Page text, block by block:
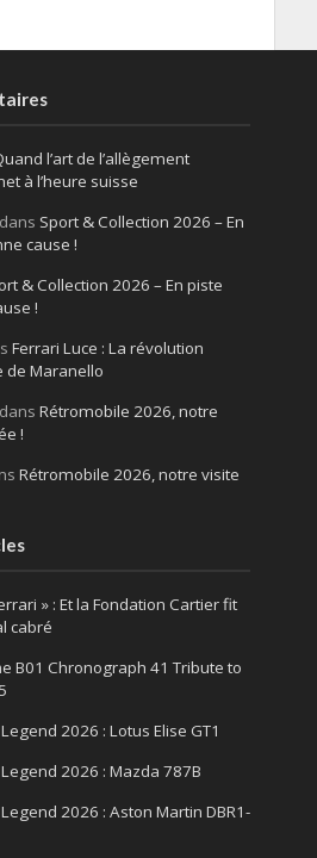
l’art de l’allègement
à l’heure suisse
dans Sport & Collection 2026 – En
cause !
& Collection 2026 – En piste
!
Ferrari Luce : La révolution
de Maranello
dans Rétromobile 2026, notre
!
Rétromobile 2026, notre visite
» : Et la Fondation Cartier fit
cabré
B01 Chronograph 41 Tribute to
2026 : Lotus Elise GT1
2026 : Mazda 787B
2026 : Aston Martin DBR1-